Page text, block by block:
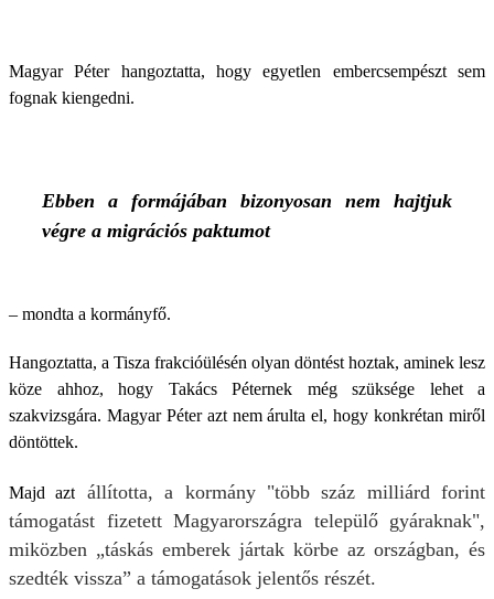
Magyar Péter hangoztatta, hogy egyetlen embercsempészt sem
fognak kiengedni.
Ebben a formájában bizonyosan nem hajtjuk
végre a migrációs paktumot
– mondta a kormányfő.
Hangoztatta, a Tisza frakcióülésén olyan döntést hoztak, aminek lesz
köze ahhoz, hogy Takács Péternek még szüksége lehet a
szakvizsgára. Magyar Péter azt nem árulta el, hogy konkrétan miről
döntöttek.
Majd azt
állította, a kormány "több száz milliárd forint
támogatást fizetett Magyarországra települő gyáraknak",
miközben „táskás emberek jártak körbe az országban, és
szedték vissza” a támogatások jelentős részét.